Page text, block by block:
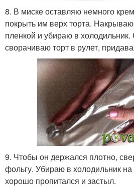
8. В миске оставляю немного
покрыть им верх торта.
пленкой и убираю в
сворачиваю торт в рулет,
9. Чтобы он держался плотно,
фольгу. Убираю в холодильник на
хорошо пропитался и застыл.